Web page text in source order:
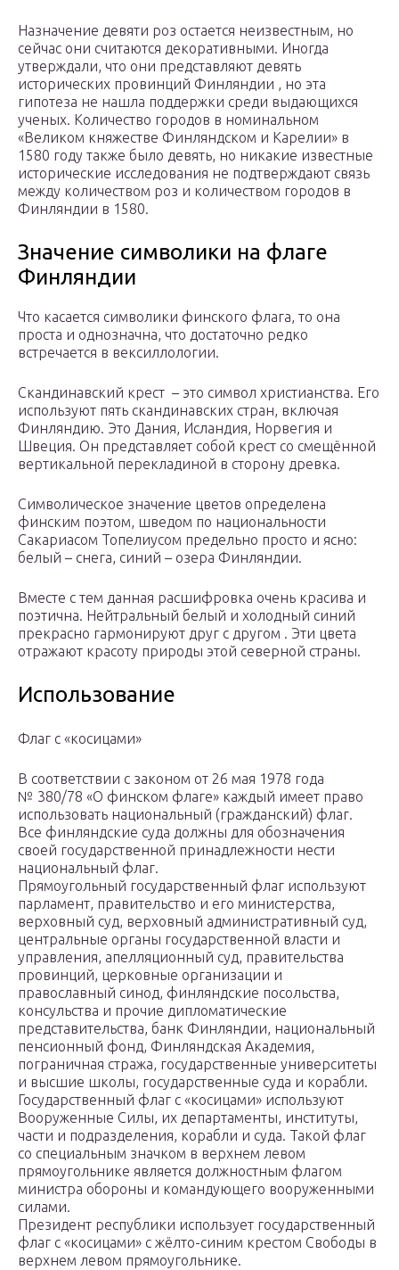
Назначение девяти роз остается неизвестным, но
сейчас они считаются декоративными. Иногда
утверждали, что они представляют девять
исторических провинций Финляндии , но эта
гипотеза не нашла поддержки среди выдающихся
ученых. Количество городов в номинальном
«Великом княжестве Финляндском и Карелии» в
1580 году также было девять, но никакие известные
исторические исследования не подтверждают связь
между количеством роз и количеством городов в
Финляндии в 1580.
Значение символики на флаге
Финляндии
Что касается символики финского флага, то она
проста и однозначна, что достаточно редко
встречается в вексиллологии.
Скандинавский крест – это символ христианства. Его
используют пять скандинавских стран, включая
Финляндию. Это Дания, Исландия, Норвегия и
Швеция. Он представляет собой крест со смещённой
вертикальной перекладиной в сторону древка.
Символическое значение цветов определена
финским поэтом, шведом по национальности
Сакариасом Топелиусом предельно просто и ясно:
белый – снега, синий – озера Финляндии.
Вместе с тем данная расшифровка очень красива и
поэтична. Нейтральный белый и холодный синий
прекрасно гармонируют друг с другом . Эти цвета
отражают красоту природы этой северной страны.
Использование
Флаг с «косицами»
В соответствии с законом от 26 мая 1978 года
№ 380/78 «О финском флаге» каждый имеет право
использовать национальный (гражданский) флаг.
Все финляндские суда должны для обозначения
своей государственной принадлежности нести
национальный флаг.
Прямоугольный государственный флаг используют
парламент, правительство и его министерства,
верховный суд, верховный административный суд,
центральные органы государственной власти и
управления, апелляционный суд, правительства
провинций, церковные организации и
православный синод, финляндские посольства,
консульства и прочие дипломатические
представительства, банк Финляндии, национальный
пенсионный фонд, Финляндская Академия,
пограничная стража, государственные университеты
и высшие школы, государственные суда и корабли.
Государственный флаг с «косицами» используют
Вооруженные Силы, их департаменты, институты,
части и подразделения, корабли и суда. Такой флаг
со специальным значком в верхнем левом
прямоугольнике является должностным флагом
министра обороны и командующего вооруженными
силами.
Президент республики использует государственный
флаг с «косицами» с жёлто-синим крестом Свободы в
верхнем левом прямоугольнике.